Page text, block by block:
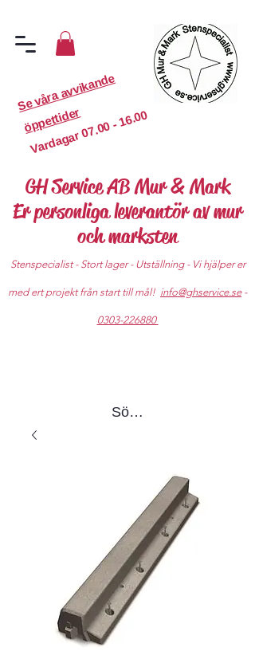
S
e
v
år
a
a
v
vi
k
a
n
d
e
ö
p
p
etti
d
er
Vardagar
07.00 - 16.00
GH Service AB Mur & Mark
Er personliga leverantör av mur
och marksten
Stenspecialist - Stort lager - Utställning - Vi hjälper er
med ert projekt från start till mål! info@ghservice.se-
0303-226880
Sök produkter